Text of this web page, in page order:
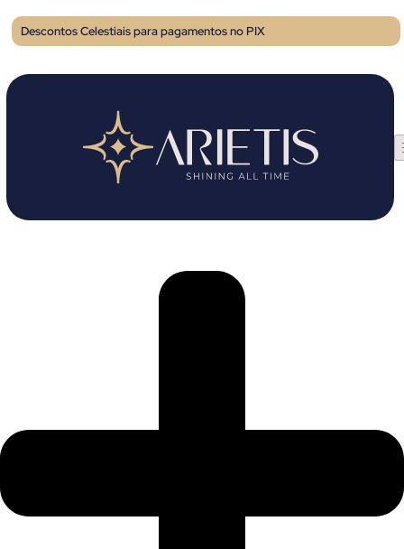
Descontos Celestiais para pagamentos no PIX